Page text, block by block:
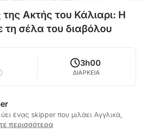
της Ακτής του Κάλιαρι: Η
τη σέλα του διαβόλου
3h00
ΔΙΑΡΚΕΙΑ
ένας skipper που μιλάει Αγγλικά,
περισσότερα